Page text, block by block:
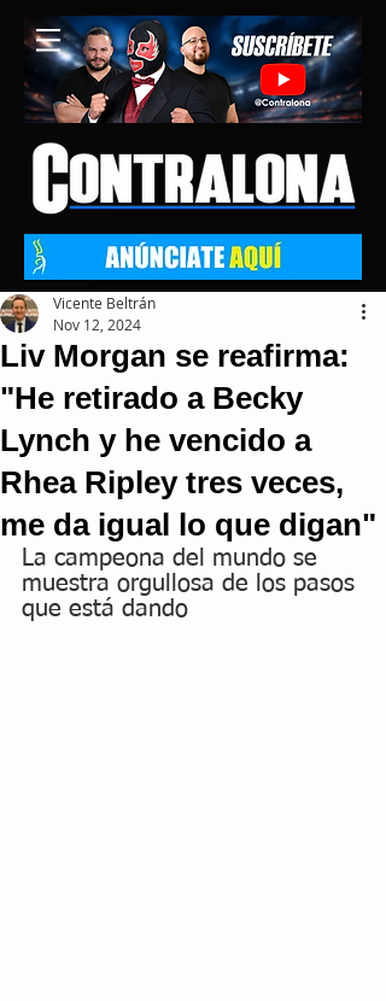
Liv Morgan se reafirma:
"He retirado a Becky
Lynch y he vencido a
Rhea Ripley tres veces,
me da igual lo que digan"
Vicente Beltrán
Nov 12, 2024
La campeona del mundo se
muestra orgullosa de los pasos
que está dando